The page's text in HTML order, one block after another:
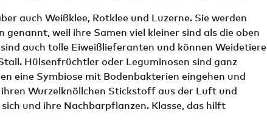
auch Weißklee, Rotklee und Luzerne. Sie werden
genannt, weil ihre Samen viel kleiner sind als die oben
auch tolle Eiweißlieferanten und können Weidetiere
Hülsenfrüchtler oder Leguminosen sind ganz
eine Symbiose mit Bodenbakterien eingehen und
Wurzelknöllchen Stickstoff aus der Luft und
und ihre Nachbarpflanzen. Klasse, das hilft